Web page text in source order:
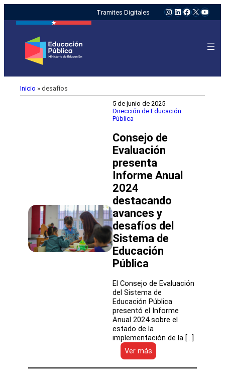
Tramites Digitales Instagram
LinkedIn
Facebook
X
Inicio » desafíos
5 de junio de 2025
Dirección de Educación
Pública
Consejo de
Evaluación
presenta
Informe Anual
2024
destacando
avances y
desafíos del
Sistema de
Educación
Pública
El Consejo de Evaluación
del Sistema de
Educación Pública
presentó el Informe
Anual 2024 sobre el
estado de la
implementación de la […]
Ver más
Consejo
de